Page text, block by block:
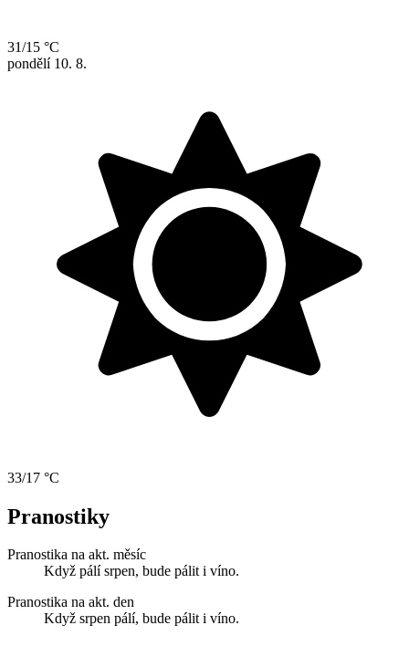
31/15 °C
pondělí 10. 8.
33/17 °C
Pranostiky
Pranostika na akt. měsíc
Když pálí srpen, bude pálit i víno.
Pranostika na akt. den
Když srpen pálí, bude pálit i víno.